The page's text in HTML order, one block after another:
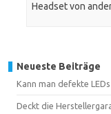
Headset von
Neueste Beiträge
Kann man defekte
Deckt die